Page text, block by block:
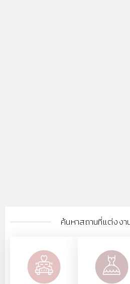
ค้นหาสถานที่แต่งงา